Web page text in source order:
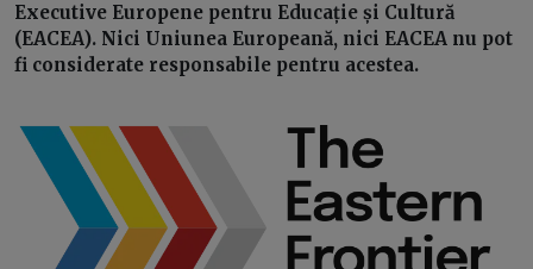
Executive Europene pentru Educație și Cultură
(EACEA). Nici Uniunea Europeană, nici EACEA nu pot
fi considerate responsabile pentru acestea.